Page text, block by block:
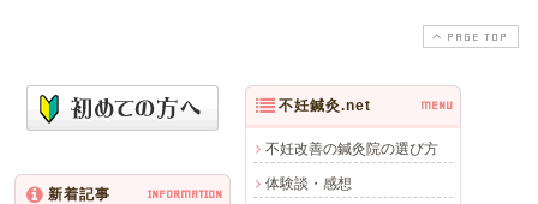
PAGE TOP
不妊鍼灸.net MENU
不妊改善の鍼灸院の選び方
体験談・感想
新着記事 INFORMATION